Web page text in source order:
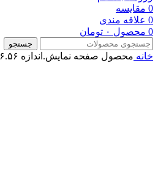
0 مقایسه
0 علاقه مندی
0 محصول ۰ تومان
جستجو
خانه محصول صفحه نمايش.اندازه ۶.۵۶ اینچ